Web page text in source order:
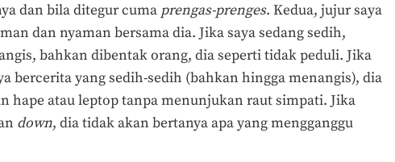
dan bila ditegur cuma prengas-prenges. Kedua, jujur saya
dan nyaman bersama dia. Jika saya sedang sedih,
bahkan dibentak orang, dia seperti tidak peduli. Jika
bercerita yang sedih-sedih (bahkan hingga menangis), dia
hape atau leptop tanpa menunjukan raut simpati. Jika
down, dia tidak akan bertanya apa yang mengganggu